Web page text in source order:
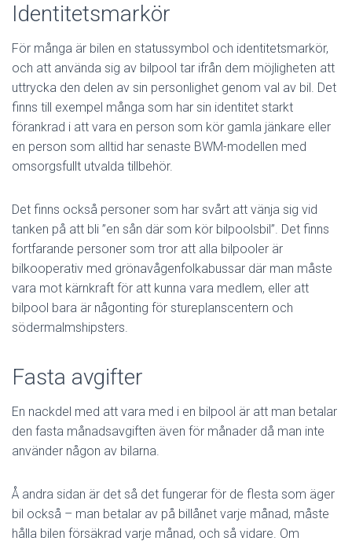
Identitetsmarkör
För många är bilen en statussymbol och identitetsmarkör,
och att använda sig av bilpool tar ifrån dem möjligheten att
uttrycka den delen av sin personlighet genom val av bil. Det
finns till exempel många som har sin identitet starkt
förankrad i att vara en person som kör gamla jänkare eller
en person som alltid har senaste BWM-modellen med
omsorgsfullt utvalda tillbehör.
Det finns också personer som har svårt att vänja sig vid
tanken på att bli ”en sån där som kör bilpoolsbil”. Det finns
fortfarande personer som tror att alla bilpooler är
bilkooperativ med grönavågenfolkabussar där man måste
vara mot kärnkraft för att kunna vara medlem, eller att
bilpool bara är någonting för stureplanscentern och
södermalmshipsters.
Fasta avgifter
En nackdel med att vara med i en bilpool är att man betalar
den fasta månadsavgiften även för månader då man inte
använder någon av bilarna.
Å andra sidan är det så det fungerar för de flesta som äger
bil också – man betalar av på billånet varje månad, måste
hålla bilen försäkrad varje månad, och så vidare. Om